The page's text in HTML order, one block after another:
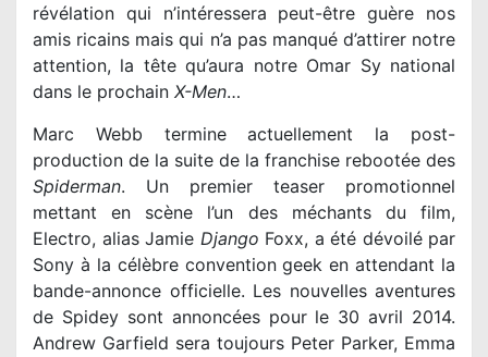
révélation qui n’intéressera peut-être guère nos
amis ricains mais qui n’a pas manqué d’attirer notre
attention, la tête qu’aura notre Omar Sy national
dans le prochain X-Men…
Marc Webb termine actuellement la post-
production de la suite de la franchise rebootée des
Spiderman. Un premier teaser promotionnel
mettant en scène l’un des méchants du film,
Electro, alias Jamie Django Foxx, a été dévoilé par
Sony à la célèbre convention geek en attendant la
bande-annonce officielle. Les nouvelles aventures
de Spidey sont annoncées pour le 30 avril 2014.
Andrew Garfield sera toujours Peter Parker, Emma